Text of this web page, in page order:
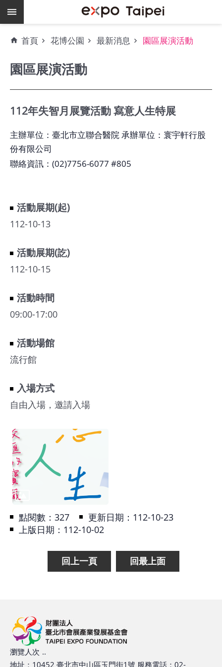
跳到主要內容區塊
門
地
借
空
餘
爭
艷
會
臺
北
饋
場
申
請
新
創
基
地
場
租
借
回
首
頁
首頁 花博公園 最新消息 園區展演活動
園區展演活動
112年失智月展覽活動 寫意人生特展
主辦單位：臺北市立聯合醫院 承辦單位：寰宇軒行股
份有限公司
聯絡資訊：(02)7756-6077 #805
活動展期(起)
112-10-13
活動展期(訖)
112-10-15
活動時間
09:00-17:00
活動場館
流行館
入場方式
自由入場，邀請入場
點閱數： 327
更新日期：112-10-23
上版日期：112-10-02
回上一頁 回最上面
瀏覽人次 ..
地址：10452 臺北市中山區玉門街1號 服務電話：02-